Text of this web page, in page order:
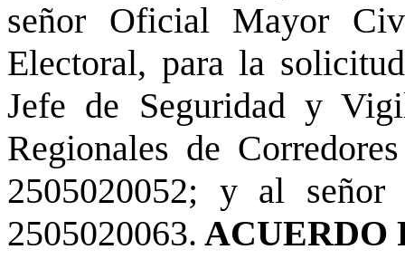
señor Oficial Mayor
Electoral, para la
Jefe de Seguridad y
Regionales de
2505020052; y al
2505020063. ACUERDO